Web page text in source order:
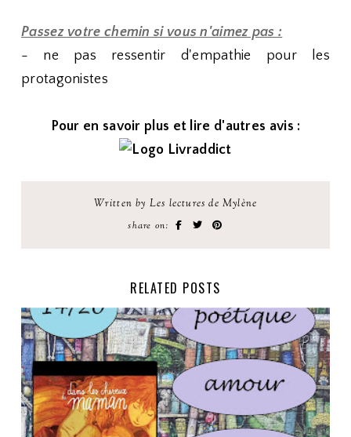
Passez votre chemin si vous n'aimez pas :
- ne pas ressentir d'empathie pour les
protagonistes
Pour en savoir plus et lire d'autres avis :
Written by Les lectures de Mylène
share on:
RELATED POSTS